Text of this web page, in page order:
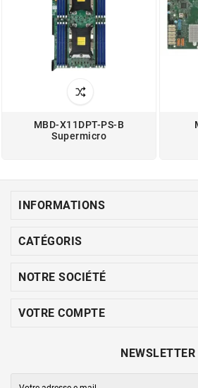
MBD-X11DPT-PS-B
Supermicro
INFORMATIONS
CATÉGORIS
NOTRE SOCIÉTÉ
VOTRE COMPTE
NEWSLETTER